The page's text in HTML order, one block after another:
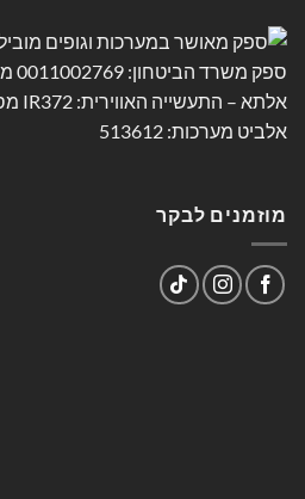
מוזמנים לבקר